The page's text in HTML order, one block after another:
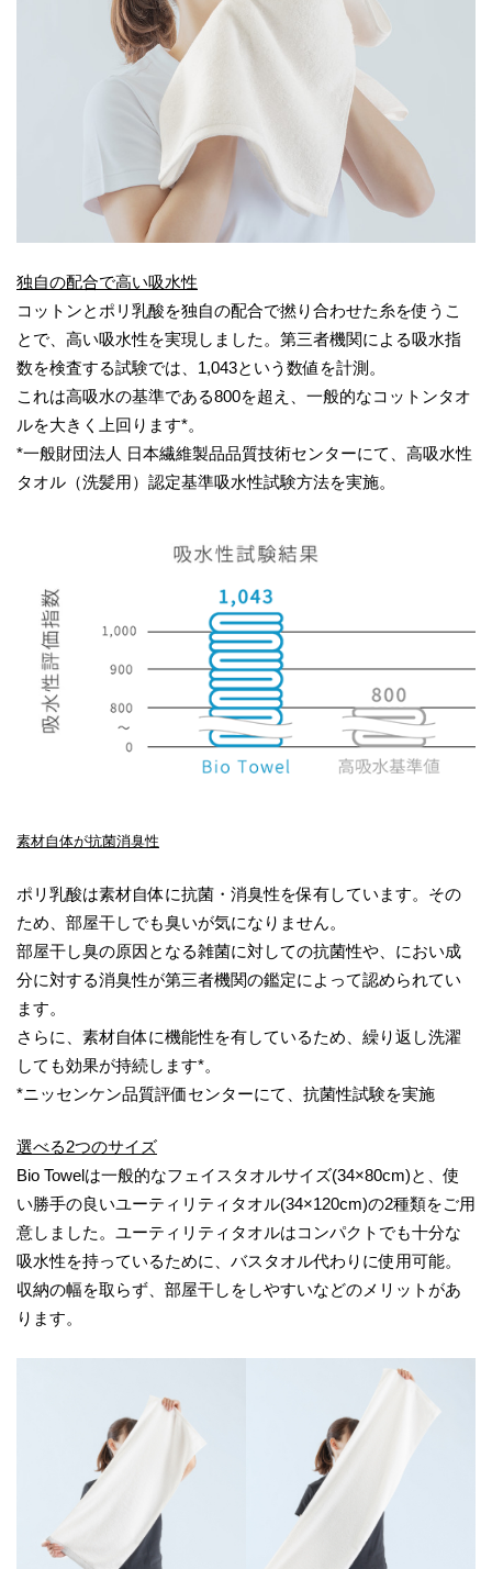
独自の配合で高い吸水性
コットンとポリ乳酸を独自の配合で撚り合わせた糸を使うこ
とで、高い吸水性を実現しました。第三者機関による吸水指
数を検査する試験では、1,043という数値を計測。
これは高吸水の基準である800を超え、一般的なコットンタオ
ルを大きく上回ります*。
*一般財団法人 日本繊維製品品質技術センターにて、高吸水性
タオル（洗髪用）認定基準吸水性試験方法を実施。
素材自体が抗菌消臭性
ポリ乳酸は素材自体に抗菌・消臭性を保有しています。その
ため、部屋干しでも臭いが気になりません。
部屋干し臭の原因となる雑菌に対しての抗菌性や、におい成
分に対する消臭性が第三者機関の鑑定によって認められてい
ます。
さらに、素材自体に機能性を有しているため、繰り返し洗濯
しても効果が持続します*。
*ニッセンケン品質評価センターにて、抗菌性試験を実施
選べる2つのサイズ
Bio Towelは一般的なフェイスタオルサイズ(34×80cm)と、使
い勝手の良いユーティリティタオル(34×120cm)の2種類をご用
意しました。ユーティリティタオルはコンパクトでも十分な
吸水性を持っているために、バスタオル代わりに使用可能。
収納の幅を取らず、部屋干しをしやすいなどのメリットがあ
ります。